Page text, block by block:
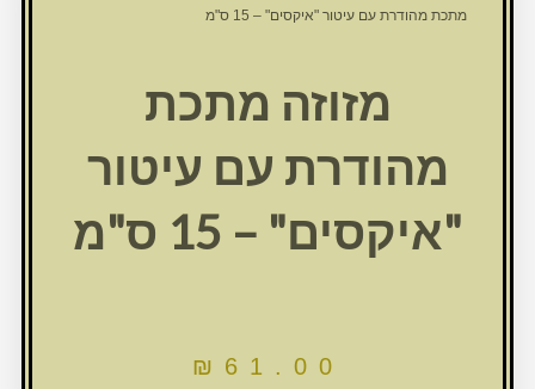
מתכת מהודרת עם עיטור "איקסים" – 15 ס"מ
מזוזה מתכת
מהודרת עם עיטור
"איקסים" – 15 ס"מ
₪ 61.00